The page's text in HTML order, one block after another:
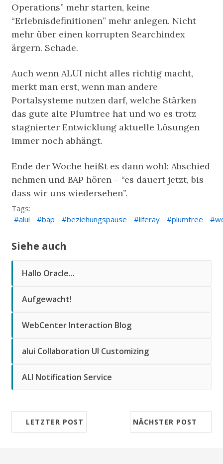
Operations” mehr starten, keine
“Erlebnisdefinitionen” mehr anlegen. Nicht
mehr über einen korrupten Searchindex
ärgern. Schade.
Auch wenn ALUI nicht alles richtig macht,
merkt man erst, wenn man andere
Portalsysteme nutzen darf, welche Stärken
das gute alte Plumtree hat und wo es trotz
stagnierter Entwicklung aktuelle Lösungen
immer noch abhängt.
Ende der Woche heißt es dann wohl: Abschied
nehmen und BAP hören – “es dauert jetzt, bis
dass wir uns wiedersehen”.
Tags:
alui
bap beziehungspause liferay plumtree
Siehe auch
Hallo Oracle...
Aufgewacht!
WebCenter Interaction Blog
alui Collaboration UI Customizing
ALI Notification Service
LETZTER POST NÄCHSTER POST